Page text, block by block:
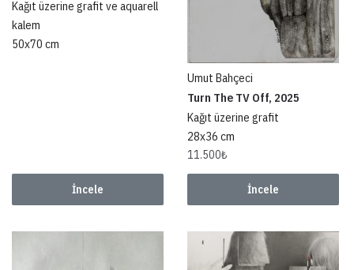
Kağıt üzerine grafit ve aquarell
kalem
50x70 cm
İncele
Umut Bahçeci
Turn The TV Off, 2025
Kağıt üzerine grafit
28x36 cm
11.500₺
İncele